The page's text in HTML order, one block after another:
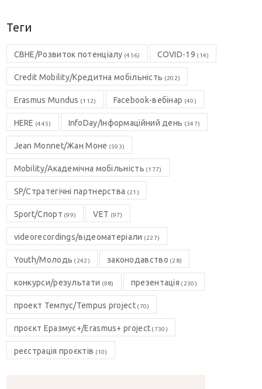
Теги
CBHE/Розвиток потенціалу (456) COVID-19 (14)
Credit Mobility/Кредитна мобільність (202)
Erasmus Mundus (112) Facebook-вебінар (40)
HERE (445) InfoDay/Інформаційний день (347)
Jean Monnet/Жан Моне (593)
Mobility/Академічна мобільність (177)
SP/Стратегічні партнерства (21)
Sport/Спорт (99) VET (97)
videorecordings/відеоматеріали (227)
Youth/Молодь (242) законодавство (28)
конкурси/результати (98) презентація (230)
проект Темпус/Tempus project(70)
проєкт Еразмус+/Erasmus+ project (730)
реєстрація проєктів (10)